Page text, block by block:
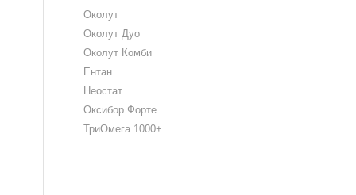
Околут
Околут Дуо
Околут Комби
Ентан
Неостат
Оксибор Форте
ТриОмега 1000+